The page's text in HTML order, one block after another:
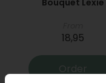
18,95
Order